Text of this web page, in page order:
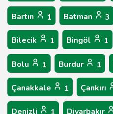
Bartın 1 Batman 3
Bilecik 1 Bingöl 1
Bolu 1 Burdur 1
Çanakkale 1 Çankırı
Denizli Diyarbakır